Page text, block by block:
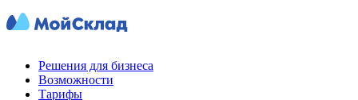
Решения для бизнеса
Возможности
Тарифы